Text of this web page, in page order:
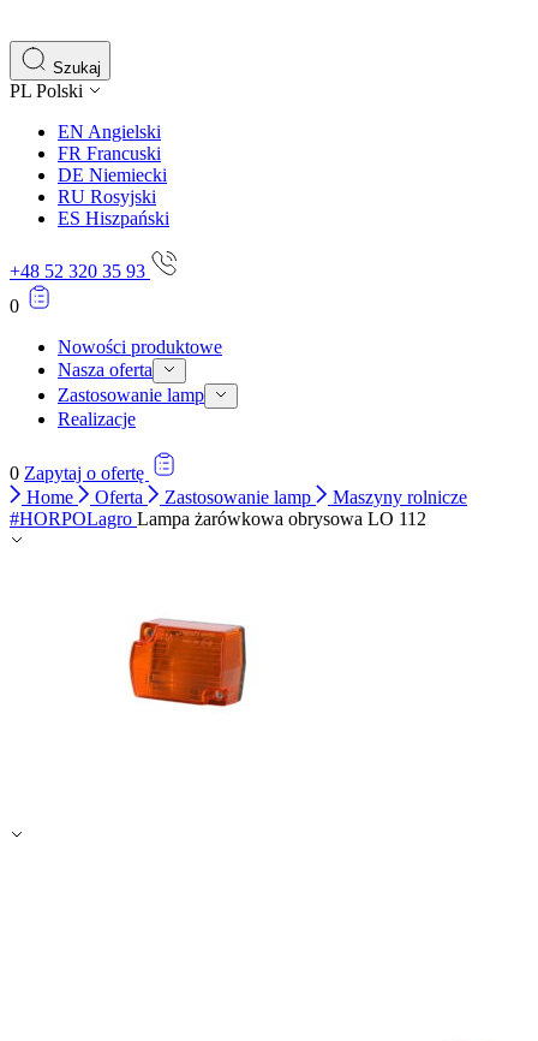
Szukaj
PL Polski
EN Angielski
FR Francuski
DE Niemiecki
RU Rosyjski
ES Hiszpański
+48 52 320 35 93
0
Nowości produktowe
Nasza oferta
Zastosowanie lamp
Realizacje
0 Zapytaj o ofertę
Home
Oferta Zastosowanie lamp
Maszyny rolnicze
#HORPOLagro Lampa żarówkowa obrysowa LO 112
istotne i interesujące dla poszczególnych użytkowników
Nieklasyfikowane
Nieklasyfikowane pliki cookie, to pliki, które są w